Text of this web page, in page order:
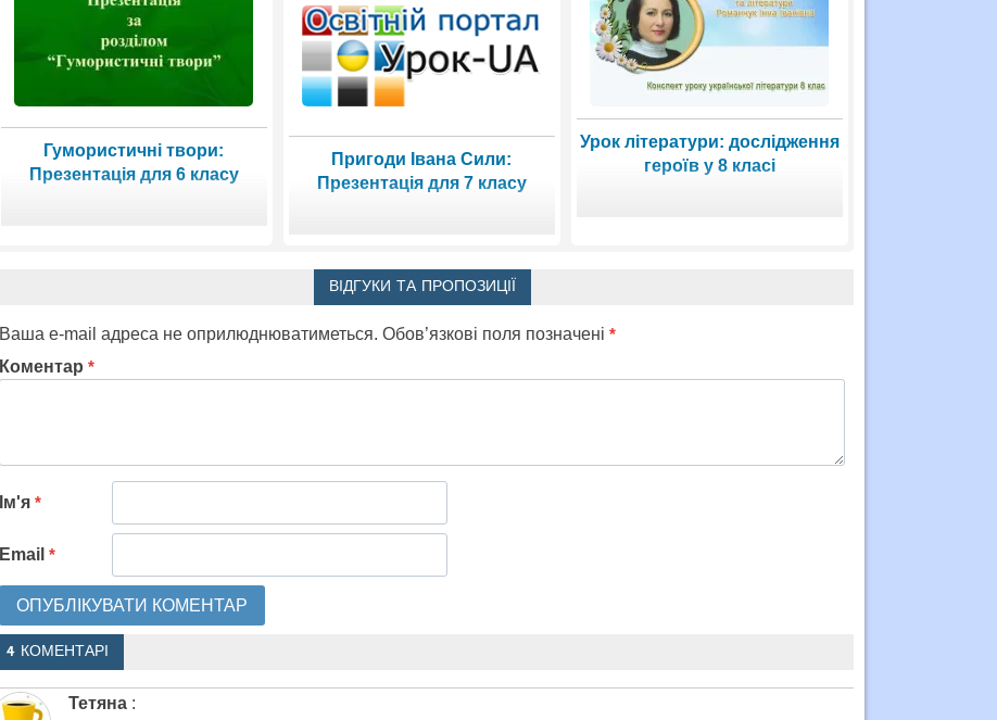
Гумористичні твори:
Презентація для 6 класу
Пригоди Івана Сили:
Презентація для 7 класу
Урок літератури: дослідження
героїв у 8 класі
ВІДГУКИ ТА ПРОПОЗИЦІЇ
Ваша e-mail адреса не оприлюднюватиметься. Обов’язкові поля позначені *
Коментар *
Ім'я *
Email *
4 КОМЕНТАРІ
Тетяна :